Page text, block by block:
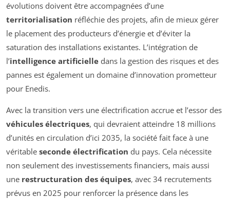
évolutions doivent être accompagnées d’une
territorialisation réfléchie des projets, afin de mieux gérer
le placement des producteurs d’énergie et d’éviter la
saturation des installations existantes. L’intégration de
l’intelligence artificielle dans la gestion des risques et des
pannes est également un domaine d’innovation prometteur
pour Enedis.
Avec la transition vers une électrification accrue et l’essor des
véhicules électriques, qui devraient atteindre 18 millions
d’unités en circulation d’ici 2035, la société fait face à une
véritable seconde électrification du pays. Cela nécessite
non seulement des investissements financiers, mais aussi
une restructuration des équipes, avec 34 recrutements
prévus en 2025 pour renforcer la présence dans les